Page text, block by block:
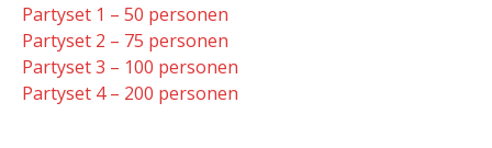
Partyset 1 – 50 personen
Partyset 2 – 75 personen
Partyset 3 – 100 personen
Partyset 4 – 200 personen